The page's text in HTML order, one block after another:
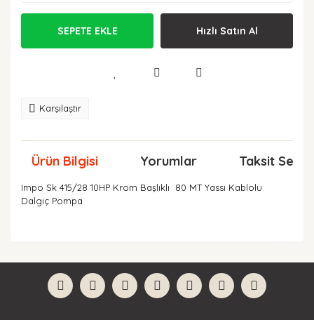
SEPETE EKLE Hızlı Satın Al
Karşılaştır
Ürün Bilgisi Yorumlar Taksit
Impo Sk 415/28 10HP Krom Başlıklı 80 MT Yassı Kablolu
Dalgıç Pompa
Yorum Yaz
formunu kullanarak tarafımıza iletebilirsiniz.
Görüş ve önerileriniz için teşekkür ederiz.